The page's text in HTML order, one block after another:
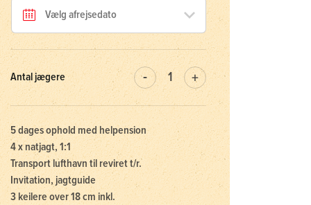
Antal jægere
5 dages ophold med helpension
4 x natjagt, 1:1
Transport lufthavn til reviret t/r.
Invitation, jagtguide
3 keilere over 18 cm inkl.